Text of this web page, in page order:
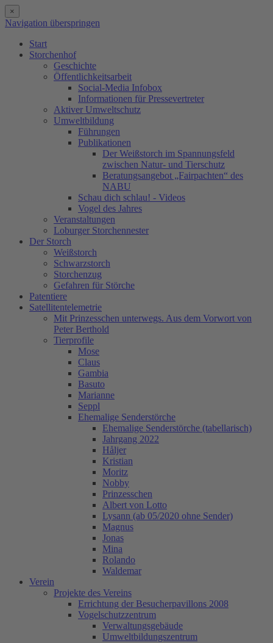
×
Navigation überspringen
Start
Storchenhof
Geschichte
Öffentlichkeitsarbeit
Social-Media Infobox
Informationen für Pressevertreter
Aktiver Umweltschutz
Umweltbildung
Führungen
Publikationen
Der Weißstorch im Spannungsfeld
zwischen Natur- und Tierschutz
Beratungsangebot „Fairpachten“ des
NABU
Schau dich schlau! - Videos
Vogel des Jahres
Veranstaltungen
Loburger Storchennester
Der Storch
Weißstorch
Schwarzstorch
Storchenzug
Gefahren für Störche
Patentiere
Satellitentelemetrie
Mit Prinzesschen unterwegs. Aus dem Vorwort von
Peter Berthold
Tierprofile
Mose
Claus
Gambia
Basuto
Marianne
Seppl
Ehemalige Senderstörche
Ehemalige Senderstörche (tabellarisch)
Jahrgang 2022
Håljer
Kristian
Moritz
Nobby
Prinzesschen
Albert von Lotto
Lysann (ab 05/2020 ohne Sender)
Magnus
Jonas
Mina
Rolando
Waldemar
Verein
Projekte des Vereins
Errichtung der Besucherpavillons 2008
Vogelschutzzentrum
Verwaltungsgebäude
Umweltbildungszentrum